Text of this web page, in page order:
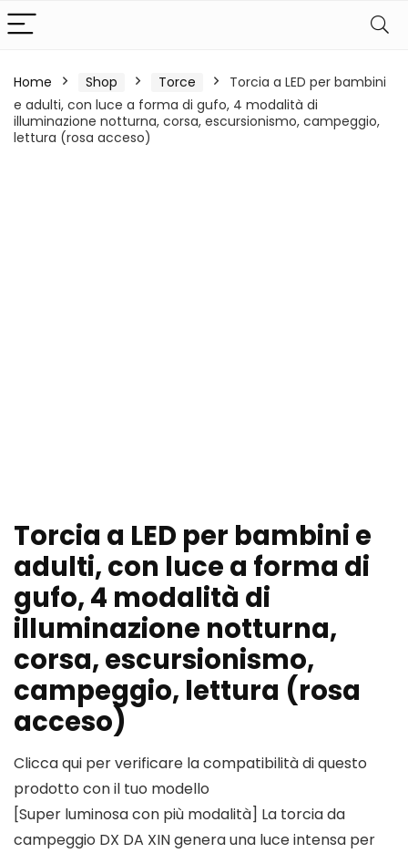
Home Shop Torce
Torcia a LED per bambini
e adulti, con luce a forma di gufo, 4 modalità di
illuminazione notturna, corsa, escursionismo, campeggio,
lettura (rosa acceso)
Torcia a LED per bambini e
adulti, con luce a forma di
gufo, 4 modalità di
illuminazione notturna,
corsa, escursionismo,
campeggio, lettura (rosa
acceso)
Clicca qui per verificare la compatibilità di questo
prodotto con il tuo modello
[Super luminosa con più modalità] La torcia da
campeggio DX DA XIN genera una luce intensa per